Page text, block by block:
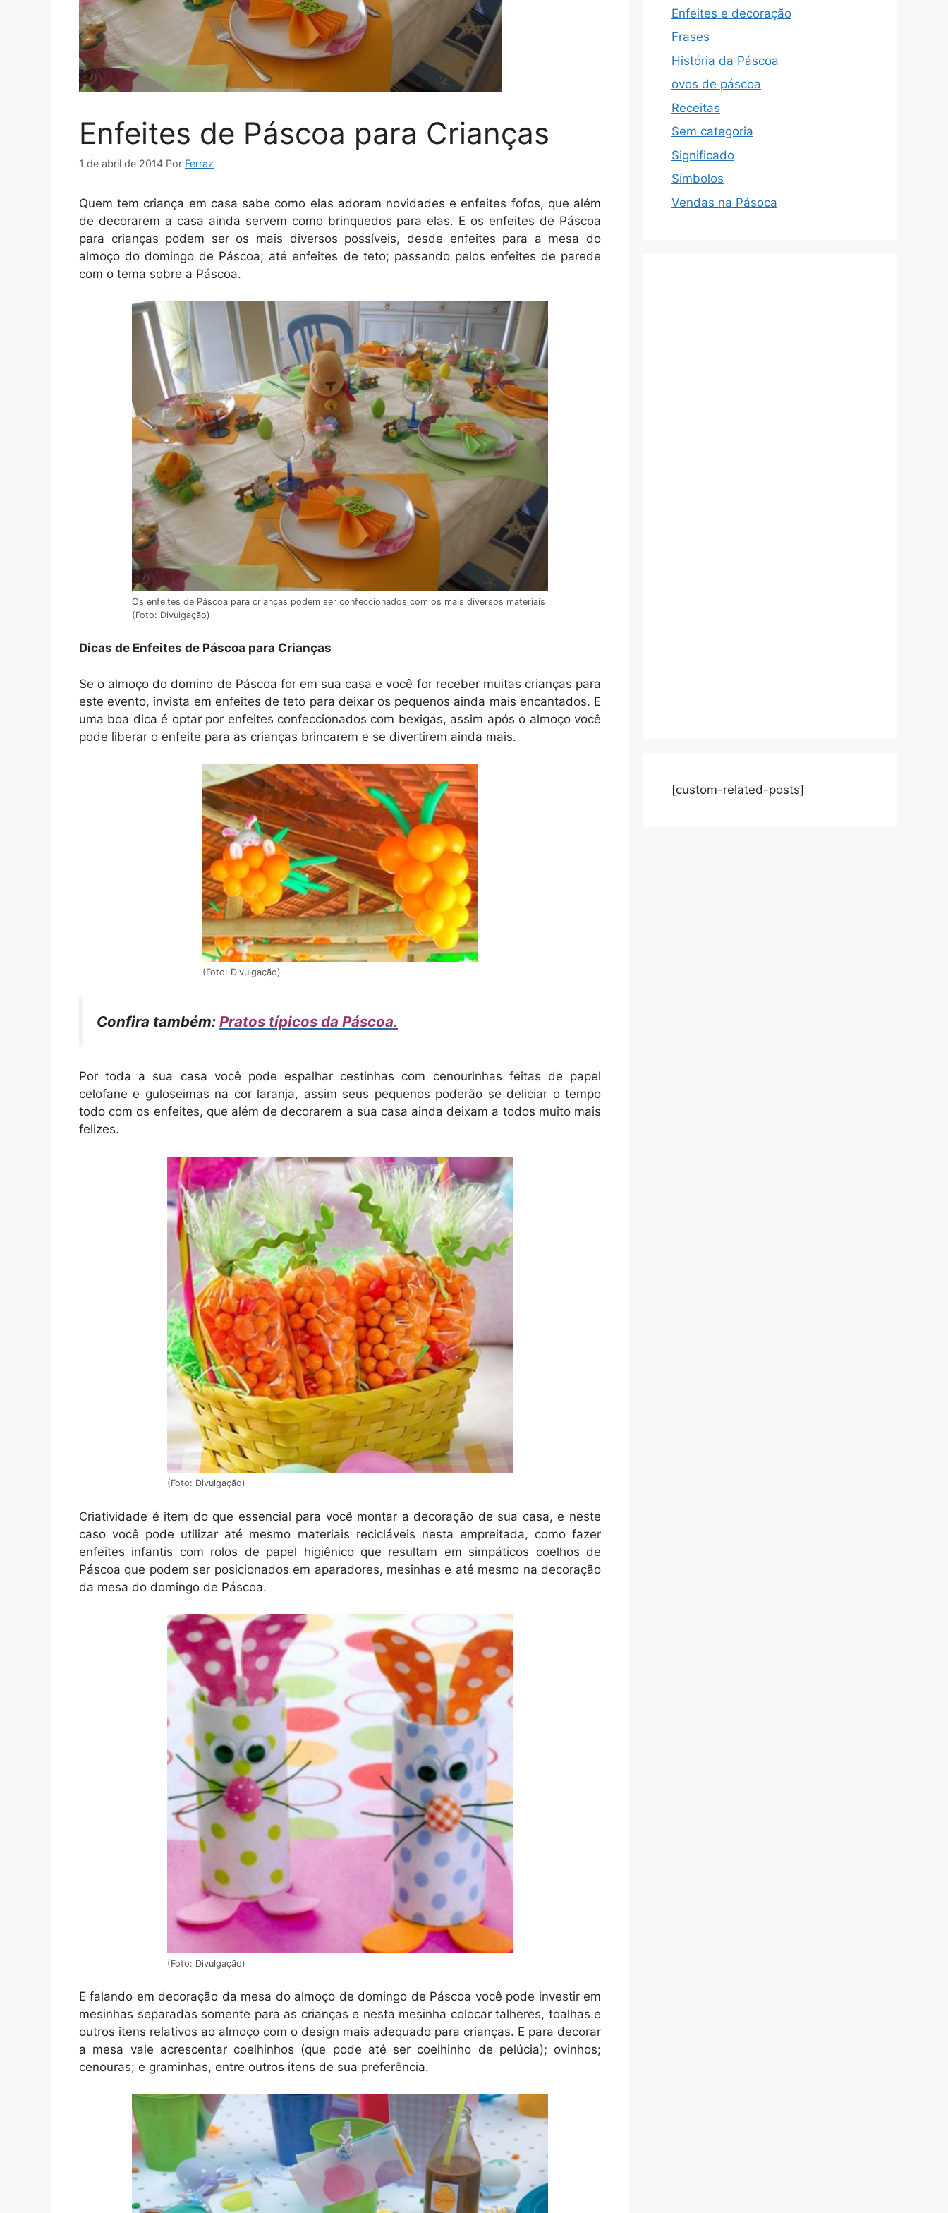
Enfeites de Páscoa para Crianças
1 de abril de 2014 Por Ferraz
Quem tem criança em casa sabe como elas adoram novidades e enfeites fofos, que além
de decorarem a casa ainda servem como brinquedos para elas. E os enfeites de Páscoa
para crianças podem ser os mais diversos possíveis, desde enfeites para a mesa do
almoço do domingo de Páscoa; até enfeites de teto; passando pelos enfeites de parede
com o tema sobre a Páscoa.
Os enfeites de Páscoa para crianças podem ser confeccionados com os mais diversos materiais
(Foto: Divulgação)
Dicas de Enfeites de Páscoa para Crianças
Se o almoço do domino de Páscoa for em sua casa e você for receber muitas crianças para
este evento, invista em enfeites de teto para deixar os pequenos ainda mais encantados. E
uma boa dica é optar por enfeites confeccionados com bexigas, assim após o almoço você
pode liberar o enfeite para as crianças brincarem e se divertirem ainda mais.
(Foto: Divulgação)
Confira também: Pratos típicos da Páscoa.
Por toda a sua casa você pode espalhar cestinhas com cenourinhas feitas de papel
celofane e guloseimas na cor laranja, assim seus pequenos poderão se deliciar o tempo
todo com os enfeites, que além de decorarem a sua casa ainda deixam a todos muito mais
felizes.
(Foto: Divulgação)
Criatividade é item do que essencial para você montar a decoração de sua casa, e neste
caso você pode utilizar até mesmo materiais recicláveis nesta empreitada, como fazer
enfeites infantis com rolos de papel higiênico que resultam em simpáticos coelhos de
Páscoa que podem ser posicionados em aparadores, mesinhas e até mesmo na decoração
da mesa do domingo de Páscoa.
(Foto: Divulgação)
E falando em decoração da mesa do almoço de domingo de Páscoa você pode investir em
mesinhas separadas somente para as crianças e nesta mesinha colocar talheres, toalhas e
outros itens relativos ao almoço com o design mais adequado para crianças. E para decorar
a mesa vale acrescentar coelhinhos (que pode até ser coelhinho de pelúcia); ovinhos;
cenouras; e graminhas, entre outros itens de sua preferência.
Enfeites e decoração
Frases
História da Páscoa
ovos de páscoa
Receitas
Sem categoria
Significado
Símbolos
Vendas na Pásoca
[custom-related-posts]